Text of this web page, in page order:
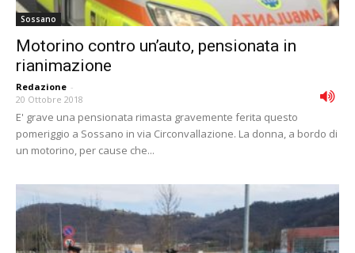
Sossano
Motorino contro un’auto, pensionata in
rianimazione
Redazione -
20 Ottobre 2018
E' grave una pensionata rimasta gravemente ferita questo
pomeriggio a Sossano in via Circonvallazione. La donna, a bordo di
un motorino, per cause che...